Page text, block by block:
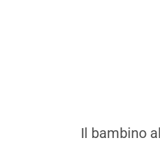
Il bambino